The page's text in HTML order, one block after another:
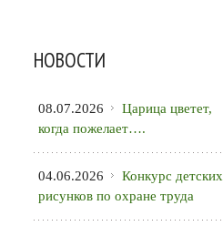
НОВОСТИ
08.07.2026
Царица цветет,
когда пожелает….
04.06.2026
Конкурс детских
рисунков по охране труда